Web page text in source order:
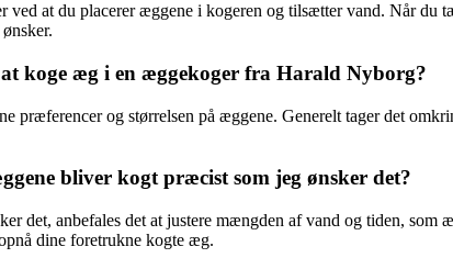
at du placerer æggene i kogeren og tilsætter vand. Når du
koge æg i en æggekoger fra Harald Nyborg?
præferencer og størrelsen på æggene. Generelt tager det
bliver kogt præcist som jeg ønsker det?
det, anbefales det at justere mængden af vand og tiden,
dine foretrukne kogte æg.